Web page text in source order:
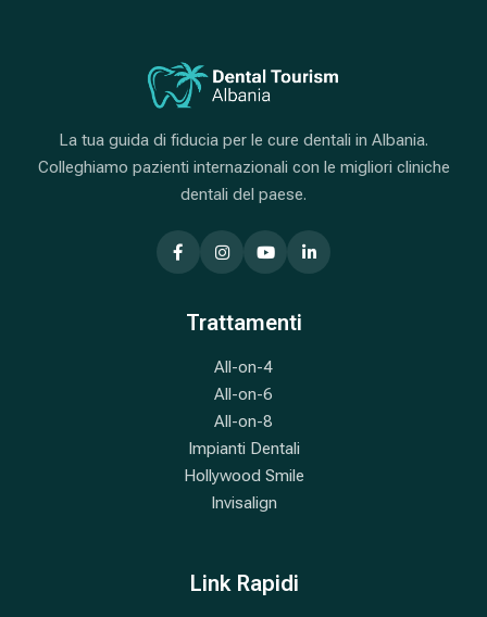
La tua guida di fiducia per le cure dentali in Albania.
Colleghiamo pazienti internazionali con le migliori cliniche
dentali del paese.
Trattamenti
All-on-4
All-on-6
All-on-8
Impianti Dentali
Hollywood Smile
Invisalign
Link Rapidi